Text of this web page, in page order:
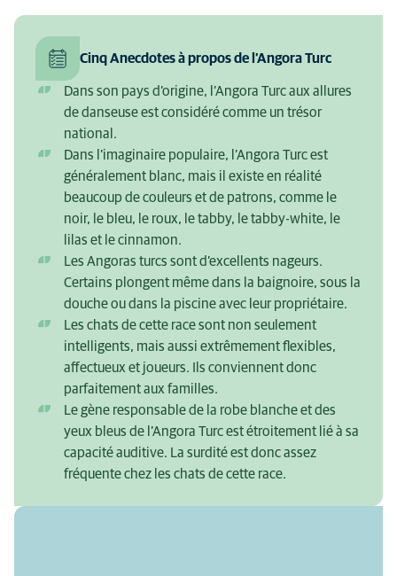
Cinq Anecdotes à propos de l’Angora Turc
Dans son pays d’origine, l’Angora Turc aux allures
de danseuse est considéré comme un trésor
national.
Dans l’imaginaire populaire, l’Angora Turc est
généralement blanc, mais il existe en réalité
beaucoup de couleurs et de patrons, comme le
noir, le bleu, le roux, le tabby, le tabby-white, le
lilas et le cinnamon.
Les Angoras turcs sont d’excellents nageurs.
Certains plongent même dans la baignoire, sous la
douche ou dans la piscine avec leur propriétaire.
Les chats de cette race sont non seulement
intelligents, mais aussi extrêmement flexibles,
affectueux et joueurs. Ils conviennent donc
parfaitement aux familles.
Le gène responsable de la robe blanche et des
yeux bleus de l’Angora Turc est étroitement lié à sa
capacité auditive. La surdité est donc assez
fréquente chez les chats de cette race.